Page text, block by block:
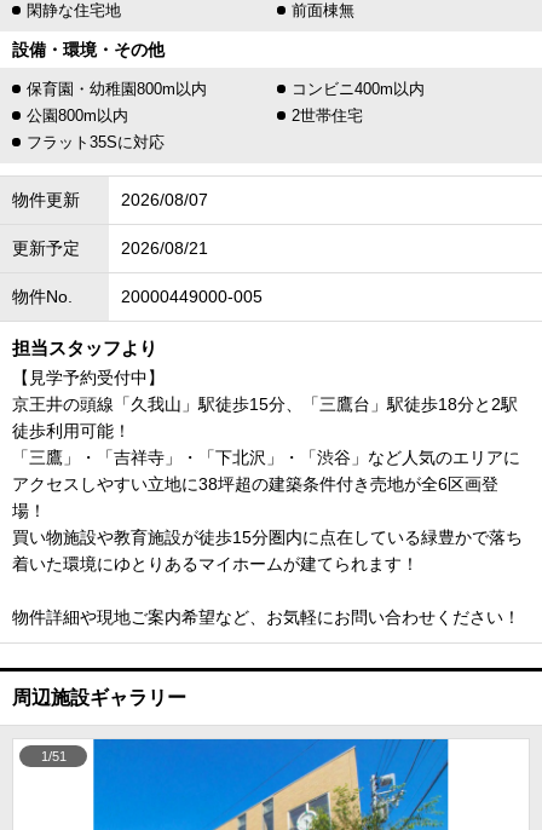
閑静な住宅地
前面棟無
設備・環境・その他
保育園・幼稚園800m以内
コンビニ400m以内
公園800m以内
2世帯住宅
フラット35Sに対応
物件更新 2026/08/07
更新予定 2026/08/21
物件No. 20000449000-005
担当スタッフより
【見学予約受付中】
京王井の頭線「久我山」駅徒歩15分、「三鷹台」駅徒歩18分と2駅
徒歩利用可能！
「三鷹」・「吉祥寺」・「下北沢」・「渋谷」など人気のエリアに
アクセスしやすい立地に38坪超の建築条件付き売地が全6区画登
場！
買い物施設や教育施設が徒歩15分圏内に点在している緑豊かで落ち
着いた環境にゆとりあるマイホームが建てられます！
物件詳細や現地ご案内希望など、お気軽にお問い合わせください！
周辺施設ギャラリー
1/51